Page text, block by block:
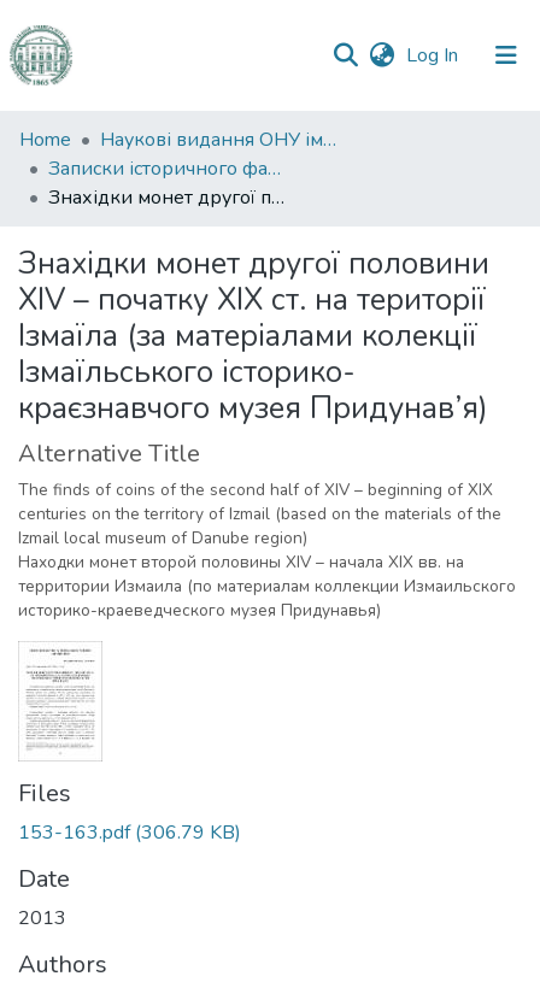
Log In (current)
Communities
&
Collections
Statistics
Home
Наукові видання ОНУ імені І. І. Мечникова
Записки історичного факультету
Знахідки монет другої половини XIV – початку XІХ ст. на території Ізмаїла (за матеріалами колекції Ізмаїльського історико-краєзнавчого музея Придунав’я)
Знахідки монет другої половини
XIV – початку XІХ ст. на території
Ізмаїла (за матеріалами колекції
Ізмаїльського історико-
краєзнавчого музея Придунав’я)
Alternative Title
The finds of coins of the second half of XIV – beginning of XIX
centuries on the territory of Izmail (based on the materials of the
Izmail local museum of Danube region)
Находки монет второй половины XIV – начала XІХ вв. на
территории Измаила (по материалам коллекции Измаильского
историко-краеведческого музея Придунавья)
Files
153-163.pdf(306.79 KB)
Date
2013
Authors